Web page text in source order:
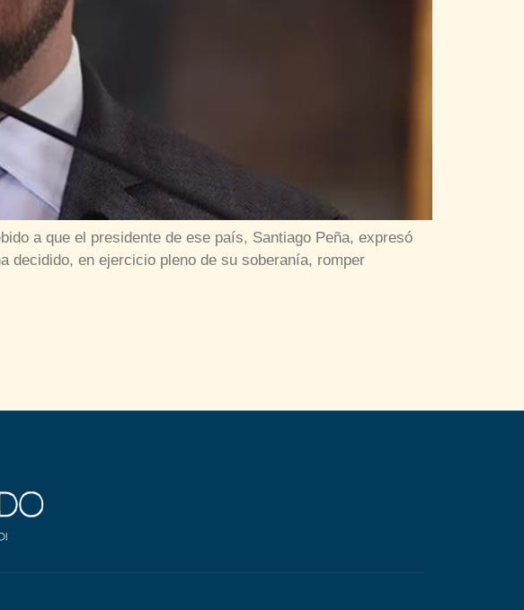
a que el presidente de ese país, Santiago Peña, expresó
decidido, en ejercicio pleno de su soberanía, romper